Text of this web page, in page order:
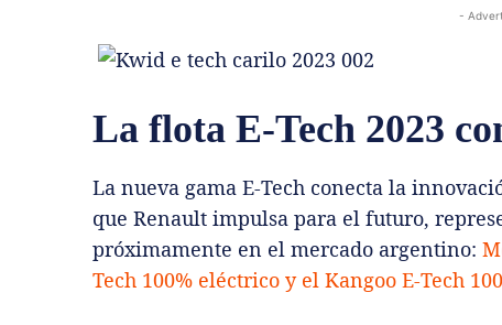
-
La flota E-Tech 2023
La nueva gama E-Tech conecta la
que Renault impulsa para el futuro,
próximamente en el mercado argentino:
Tech 100% eléctrico y el Kangoo E-Tech